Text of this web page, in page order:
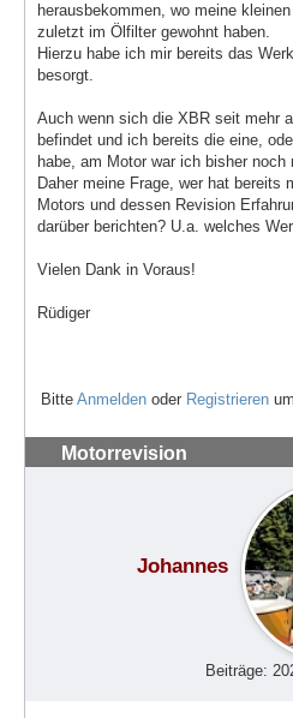
herausbekommen, wo meine
zuletzt im Ölfilter gewohnt haben.
Hierzu habe ich mir bereits das
besorgt.
Auch wenn sich die XBR seit mehr
befindet und ich bereits die eine,
habe, am Motor war ich bisher noch
Daher meine Frage, wer hat bereits
Motors und dessen Revision
darüber berichten? U.a. welches
Vielen Dank in Voraus!
Rüdiger
Bitte Anmelden oder Registrieren
Motorrevision
Johannes
Beiträge: